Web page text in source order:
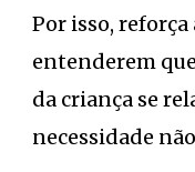
Por isso,
entenderem
da criança se
necessidade